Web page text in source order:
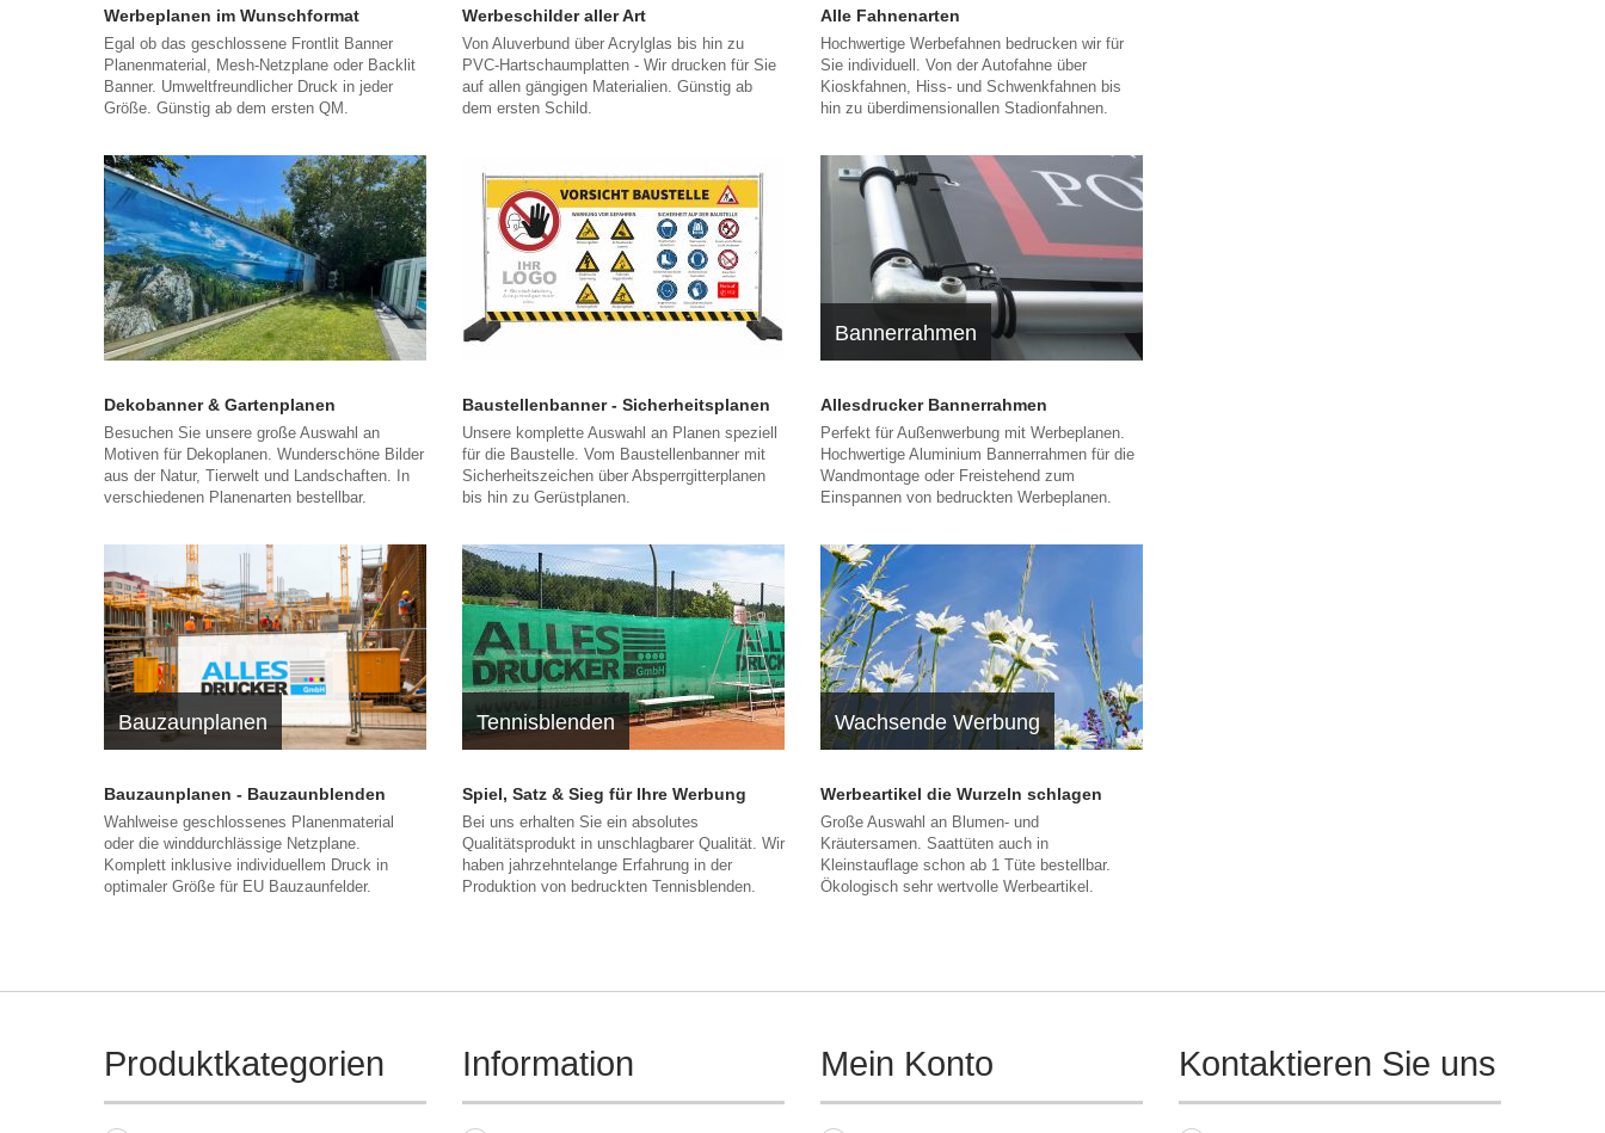
Werbeplanen im Wunschformat
Egal ob das geschlossene Frontlit Banner
Planenmaterial, Mesh-Netzplane oder Backlit
Banner. Umweltfreundlicher Druck in jeder
Größe. Günstig ab dem ersten QM.
Werbeschilder aller Art
Von Aluverbund über Acrylglas bis hin zu
PVC-Hartschaumplatten - Wir drucken für Sie
auf allen gängigen Materialien. Günstig ab
dem ersten Schild.
Alle Fahnenarten
Hochwertige Werbefahnen bedrucken wir für
Sie individuell. Von der Autofahne über
Kioskfahnen, Hiss- und Schwenkfahnen bis
hin zu überdimensionallen Stadionfahnen.
Dekobanner & Gartenplanen
Besuchen Sie unsere große Auswahl an
Motiven für Dekoplanen. Wunderschöne Bilder
aus der Natur, Tierwelt und Landschaften. In
verschiedenen Planenarten bestellbar.
Baustellenbanner - Sicherheitsplanen
Unsere komplette Auswahl an Planen speziell
für die Baustelle. Vom Baustellenbanner mit
Sicherheitszeichen über Absperrgitterplanen
bis hin zu Gerüstplanen.
Bannerrahmen
Allesdrucker Bannerrahmen
Perfekt für Außenwerbung mit Werbeplanen.
Hochwertige Aluminium Bannerrahmen für die
Wandmontage oder Freistehend zum
Einspannen von bedruckten Werbeplanen.
Bauzaunplanen
Bauzaunplanen - Bauzaunblenden
Wahlweise geschlossenes Planenmaterial
oder die winddurchlässige Netzplane.
Komplett inklusive individuellem Druck in
optimaler Größe für EU Bauzaunfelder.
Tennisblenden
Spiel, Satz & Sieg für Ihre Werbung
Bei uns erhalten Sie ein absolutes
Qualitätsprodukt in unschlagbarer Qualität. Wir
haben jahrzehntelange Erfahrung in der
Produktion von bedruckten Tennisblenden.
Wachsende Werbung
Werbeartikel die Wurzeln schlagen
Große Auswahl an Blumen- und
Kräutersamen. Saattüten auch in
Kleinstauflage schon ab 1 Tüte bestellbar.
Ökologisch sehr wertvolle Werbeartikel.
Produktkategorien Information Mein Konto Kontaktieren Sie uns